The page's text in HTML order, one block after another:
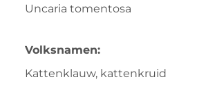
Uncaria tomentosa
Volksnamen:
Kattenklauw, kattenkruid